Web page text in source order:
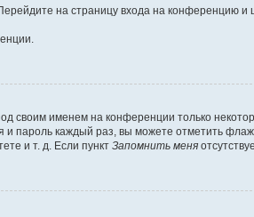
на страницу входа на конференцию и
своим именем на конференции только
и пароль каждый раз, вы можете отметить
и т. д. Если пункт Запомнить меня